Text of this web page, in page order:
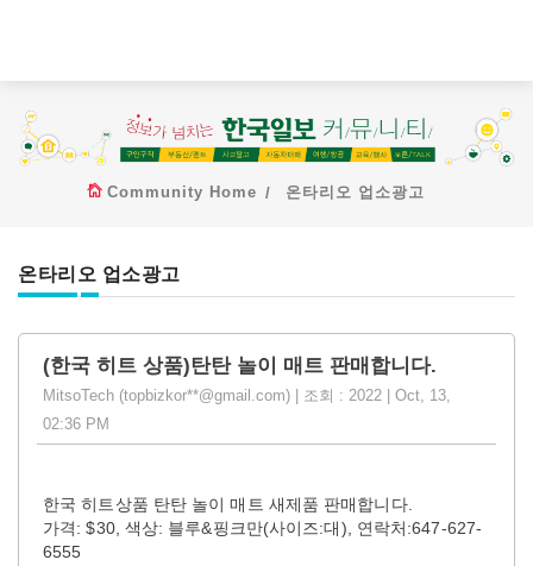
Community Home 온타리오 업소광고
온타리오 업소광고
(한국 히트 상품)탄탄 놀이 매트 판매합니다.
MitsoTech (topbizkor**@gmail.com) | 조회 : 2022 | Oct, 13,
02:36 PM
한국 히트상품 탄탄 놀이 매트 새제품 판매합니다.
가격: $30, 색상: 블루&핑크만(사이즈:대), 연락처:647-627-
6555